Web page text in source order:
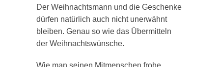
Der Weihnachtsmann und die Geschenke
dürfen natürlich auch nicht unerwähnt
bleiben. Genau so wie das Übermitteln
der Weihnachtswünsche.
Wie man seinen Mitmenschen frohe